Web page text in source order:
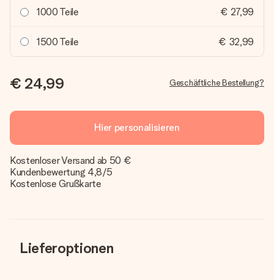
1000 Teile € 27,99
1500 Teile € 32,99
€ 24,99 Geschäftliche Bestellung?
Hier personalisieren
Kostenloser Versand ab 50 €
Kundenbewertung 4,8/5
Kostenlose Grußkarte
Lieferoptionen